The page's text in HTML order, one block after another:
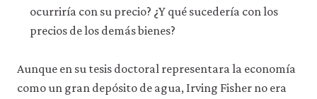
Aceptar
todas
ocurriría con su precio? ¿Y qué sucedería con los
precios de los demás bienes?
Aunque en su tesis doctoral representara la economía
como un gran depósito de agua, Irving Fisher no era